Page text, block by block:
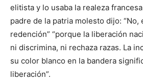
elitista y lo usaba la realeza
padre de la patria molesto dijo:
redención” “porque la liberación
ni discrimina, ni rechaza razas. La
su color blanco en la bandera
liberación”.